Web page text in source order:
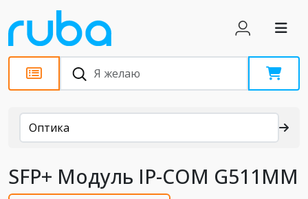
Каталог
Оптика
SFP+ Модуль IP-COM G511MM